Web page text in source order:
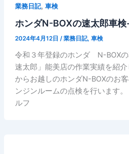
業務日記, 車検
ホンダN-BOXの速太郎車
2024年4月12日 /業務日記, 車検
令和３年登録のホンダ N-BOX
速太郎」能美店の作業実績を紹
からお越しのホンダN-BOXのお
ンジンルームの点検を行います
ルフ